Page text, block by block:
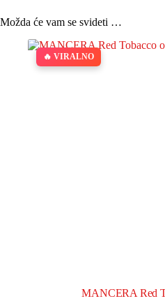
Možda će vam se svideti …
🔥 VIRALNO
MANCERA Red